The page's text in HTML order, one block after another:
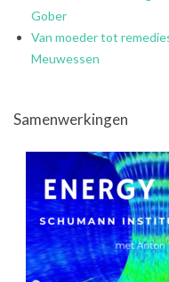
Gober
Van moeder tot
Meuwessen
Samenwerkingen